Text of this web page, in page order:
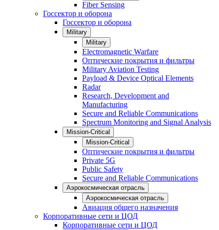
Fiber Sensing
Госсектор и оборона
Госсектор и оборона
Military
Military
Electromagnetic Warfare
Оптические покрытия и фильтры
Military Aviation Testing
Payload & Device Optical Elements
Radar
Research, Development and
Manufacturing
Secure and Reliable Communications
Spectrum Monitoring and Signal Analysis
Mission-Critical
Mission-Critical
Оптические покрытия и фильтры
Private 5G
Public Safety
Secure and Reliable Communications
Аэрокосмическая отрасль
Аэрокосмическая отрасль
Авиация общего назначения
Корпоративные сети и ЦОД
Корпоративные сети и ЦОД